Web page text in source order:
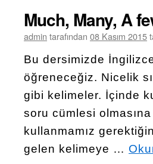
Much, Many, A
admin tarafından 08 Kasım 2015
Bu dersimizde
öğreneceğiz. Nicelik
gibi kelimeler. İçinde
soru cümlesi
kullanmamız
gelen kelimeye …